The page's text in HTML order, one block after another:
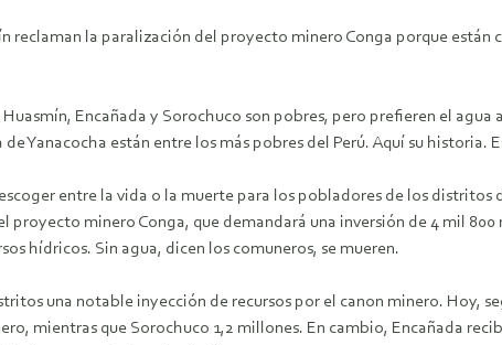
reclaman la paralización del proyecto minero Conga porque están
Encañada y Sorochuco son pobres, pero prefieren el
Yanacocha están entre los más pobres del Perú. Aquí su historia.
entre la vida o la muerte para los pobladores de los
proyecto minero Conga, que demandará una inversión de 4 mil
hídricos. Sin agua, dicen los comuneros, se mueren.
una notable inyección de recursos por el canon minero. Hoy,
mientras que Sorochuco 1,2 millones. En cambio, Encañada